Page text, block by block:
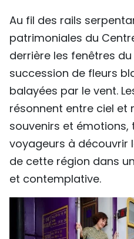
Au fil des rails
patrimoniales du
derrière les fenêtres
succession de fleurs
balayées par le vent.
résonnent entre ciel et
souvenirs et émotions,
voyageurs à découvrir
de cette région dans
et contemplative.